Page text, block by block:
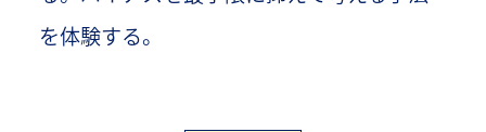
を体験する。